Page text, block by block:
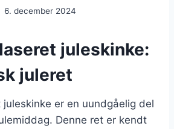
6. december 2024
juleskinke:
juleret
er en uundgåelig del
Denne ret er kendt